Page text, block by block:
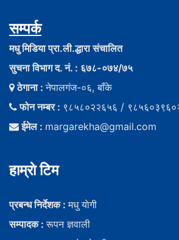
सम्पर्क
मधु मिडिया प्रा.ली.द्धारा संचालित
सुचना विभाग द. नं. : ६७८-०७४/७५
ठेगाना :नेपालगंज-०६, बाँके
फोन नम्बर : ९८५८०२२६५६ /
ईमेल : margarekha@gmail.com
हाम्राे टिम
प्रबन्ध निर्देशक :मधु याेगी
सम्पादक :रूपन ज्ञवाली